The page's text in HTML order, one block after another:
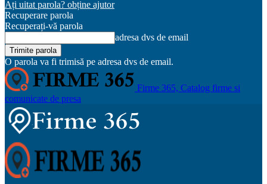
Ați uitat parola? obține ajutor
Recuperare parola
Recuperați-vă parola
adresa dvs de email
O parola va fi trimisă pe adresa dvs de email.
Firme 365, Catalog firme si
comunicate de presa